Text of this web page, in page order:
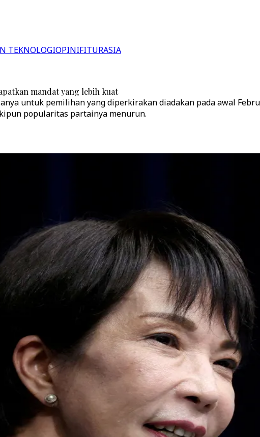
TEKNOLOGIOPINIFITURASIA
mandat yang lebih kuat
untuk pemilihan yang diperkirakan diadakan pada awal
popularitas partainya menurun.